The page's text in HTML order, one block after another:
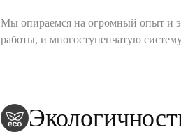
Мы опираемся на огромный опыт и
работы, и многоступенчатую